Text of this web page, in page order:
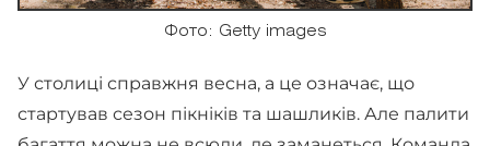
Фото: Getty images
У столиці справжня весна, а це означає, що
стартував сезон пікніків та шашликів. Але палити